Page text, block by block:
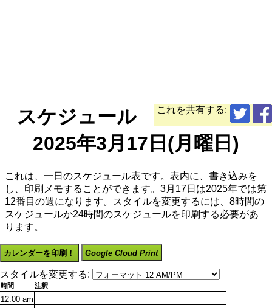
これを共有する:
スケジュール
2025年3月17日(月曜日)
これは、一日のスケジュール表です。表内に、書き込みを
し、印刷メモすることができます。3月17日は2025年では第
12番目の週になります。スタイルを変更するには、8時間の
スケジュールか24時間のスケジュールを印刷する必要があ
ります。
カレンダーを印刷！ Google Cloud Print
スタイルを変更する:
時間 注釈
12:00 am